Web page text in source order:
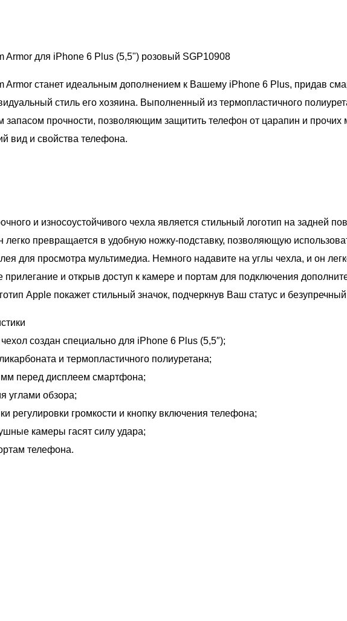
Armor для iPhone 6 Plus (5,5") розовый SGP10908
Armor станет идеальным дополнением к Вашему iPhone 6 Plus, придав
стиль его хозяина. Выполненный из термопластичного
запасом прочности, позволяющим защитить телефон от царапин и прочих
вид и свойства телефона.
и износоустойчивого чехла является стильный логотип на задней
легко превращается в удобную ножку-подставку, позволяющую
для просмотра мультимедиа. Немного надавите на углы чехла, и он
прилегание и открыв доступ к камере и портам для подключения
Apple покажет стильный значок, подчеркнув Ваш статус и безупречный
создан специально для iPhone 6 Plus (5,5″);
и термопластичного полиуретана;
мм перед дисплеем смартфона;
углами обзора;
регулировки громкости и кнопку включения телефона;
камеры гасят силу удара;
телефона.